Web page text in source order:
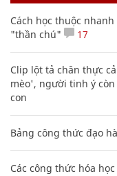
Cách học thuộc
"thần chú"
17
Clip lột tả chân thực
mèo', người tinh ý
con
Bảng công thức đạo
Các công thức hóa